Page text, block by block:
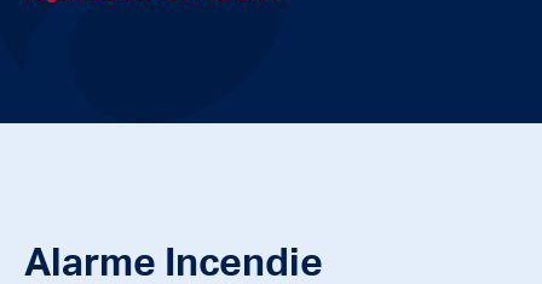
Alarme Incendie